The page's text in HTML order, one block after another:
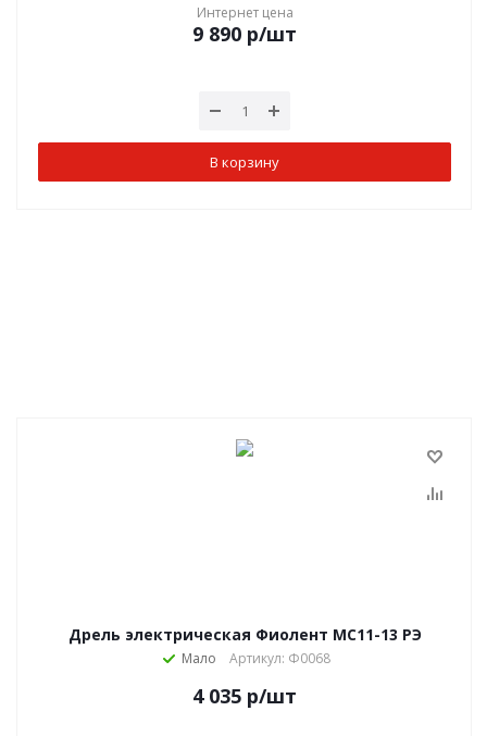
Интернет цена
9 890 р/шт
В корзину
Дрель электрическая Фиолент МС11-13 РЭ
Мало Артикул: Ф0068
4 035 р/шт